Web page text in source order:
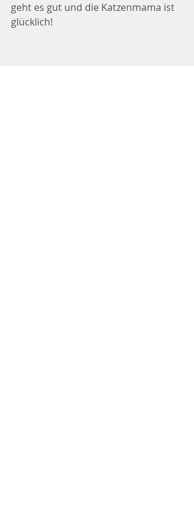
geht es gut und die Katzenmama ist
glücklich!